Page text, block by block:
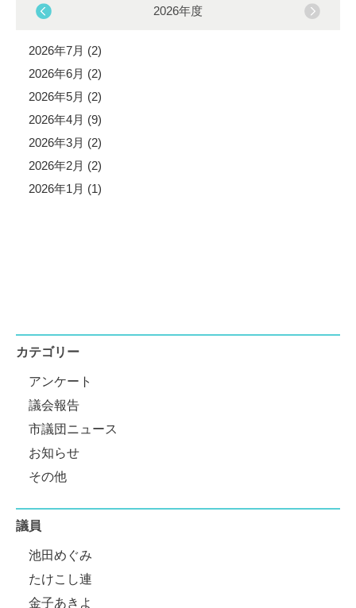
2026年度
2026年7月 (2)
2026年6月 (2)
2026年5月 (2)
2026年4月 (9)
2026年3月 (2)
2026年2月 (2)
2026年1月 (1)
カテゴリー
アンケート
議会報告
市議団ニュース
お知らせ
その他
議員
池田めぐみ
たけこし連
金子あきよ